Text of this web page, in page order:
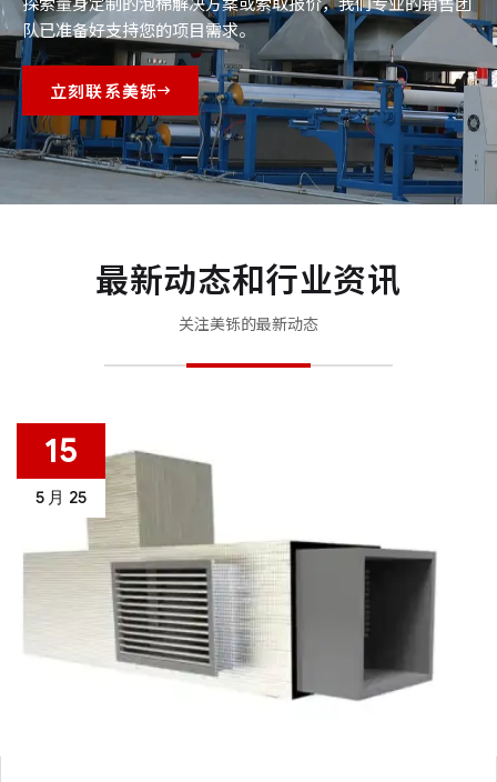
队已准备好支持您的项目需求。
立刻联系美铄
最新动态和行业资讯
关注美铄的最新动态
15
5 月 25